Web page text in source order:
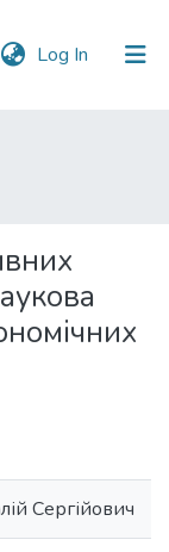
Log In (current)
Сергійович